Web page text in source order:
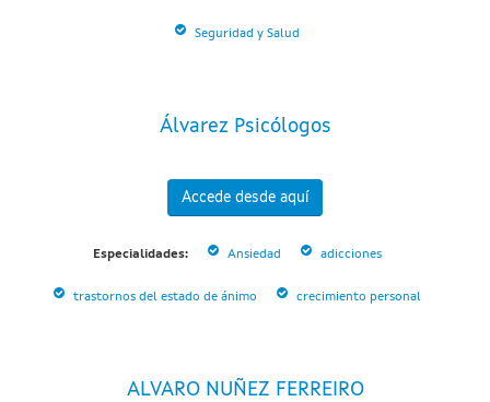
Seguridad y Salud
Álvarez Psicólogos
Accede desde aquí
Especialidades: Ansiedad adicciones
trastornos del estado de ánimo crecimiento personal
ALVARO NUÑEZ FERREIRO